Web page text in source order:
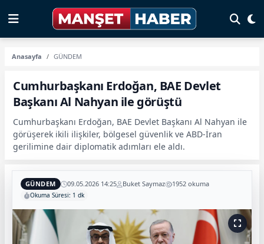
Anasayfa GÜNDEM
Cumhurbaşkanı Erdoğan, BAE Devlet
Başkanı Al Nahyan ile görüştü
Cumhurbaşkanı Erdoğan, BAE Devlet Başkanı Al Nahyan ile
görüşerek ikili ilişkiler, bölgesel güvenlik ve ABD-İran
gerilimine dair diplomatik adımları ele aldı.
GÜNDEM 09.05.2026 14:25 Buket Saymaz 1952 okuma
Okuma Süresi: 1 dk